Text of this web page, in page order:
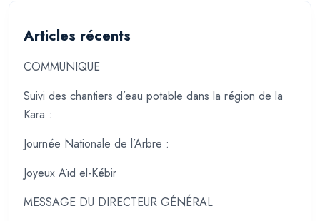
Articles récents
COMMUNIQUE
Suivi des chantiers d’eau potable dans la région de la
Kara :
Journée Nationale de l’Arbre :
Joyeux Aïd el-Kébir
MESSAGE DU DIRECTEUR GÉNÉRAL